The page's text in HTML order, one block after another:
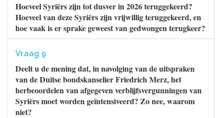
Hoeveel Syriërs zijn tot dusver in 2026 teruggekeerd?
Hoeveel van deze Syriërs zijn vrijwillig teruggekeerd, en
hoe vaak is er sprake geweest van gedwongen terugkeer?
Vraag 9
Deelt u de mening dat, in navolging van de uitspraken
van de Duitse bondskanselier Friedrich Merz, het
herbeoordelen van afgegeven verblijfsvergunningen van
Syriërs moet worden geïntensiveerd? Zo nee, waarom
niet?